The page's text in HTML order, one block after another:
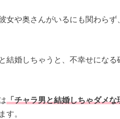
女や奥さんがいるにも関わら
結婚しちゃうと、不幸せにな
「チャラ男と結婚しちゃダメ
す。